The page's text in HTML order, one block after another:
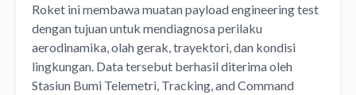
Roket ini membawa muatan payload engineering test
dengan tujuan untuk mendiagnosa perilaku
aerodinamika, olah gerak, trayektori, dan kondisi
lingkungan. Data tersebut berhasil diterima oleh
Stasiun Bumi Telemetri, Tracking, and Command